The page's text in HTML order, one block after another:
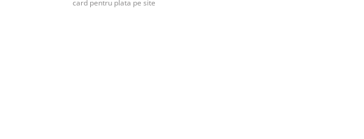
card pentru plata pe site